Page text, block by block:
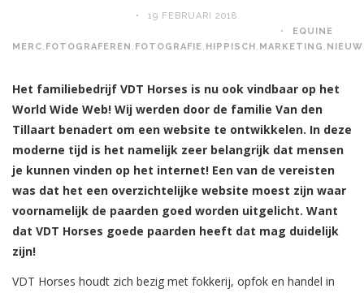
19 FEBRUARI 2018
EQUINE
MERC, FOTOGRAFEREN , FOTOGRAFIE, HIPPISCH , MARKETING ,
Het familiebedrijf VDT Horses is nu ook vindbaar op het
World Wide Web! Wij werden door de familie Van den
Tillaart benadert om een website te ontwikkelen. In deze
moderne tijd is het namelijk zeer belangrijk dat mensen
je kunnen vinden op het internet! Een van de vereisten
was dat het een overzichtelijke website moest zijn waar
voornamelijk de paarden goed worden uitgelicht. Want
dat VDT Horses goede paarden heeft dat mag duidelijk
zijn!
VDT Horses houdt zich bezig met fokkerij, opfok en handel in